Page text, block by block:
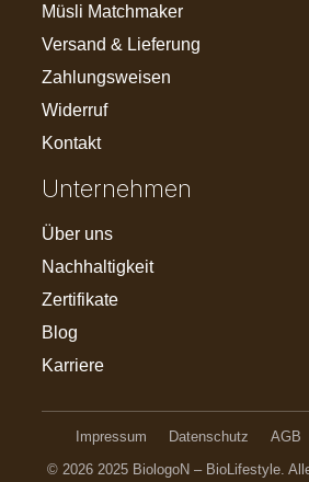
Müsli Matchmaker
Versand & Lieferung
Zahlungsweisen
Widerruf
Kontakt
Unternehmen
Über uns
Nachhaltigkeit
Zertifikate
Blog
Karriere
Impressum Datenschutz AGB
© 2026 2025 BiologoN – BioLifestyle.